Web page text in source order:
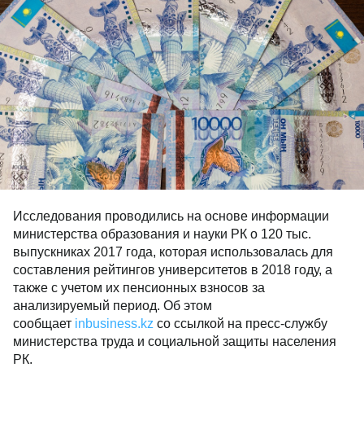
Исследования проводились на основе информации
министерства образования и науки РК о 120 тыс.
выпускниках 2017 года, которая использовалась для
составления рейтингов университетов в 2018 году, а
также с учетом их пенсионных взносов за
анализируемый период. Об этом
сообщает inbusiness.kz со ссылкой на пресс-службу
министерства труда и социальной защиты населения
РК.